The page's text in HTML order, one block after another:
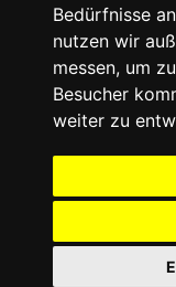
Bedürfnisse
nutzen wir
messen, um
Besucher
weiter zu